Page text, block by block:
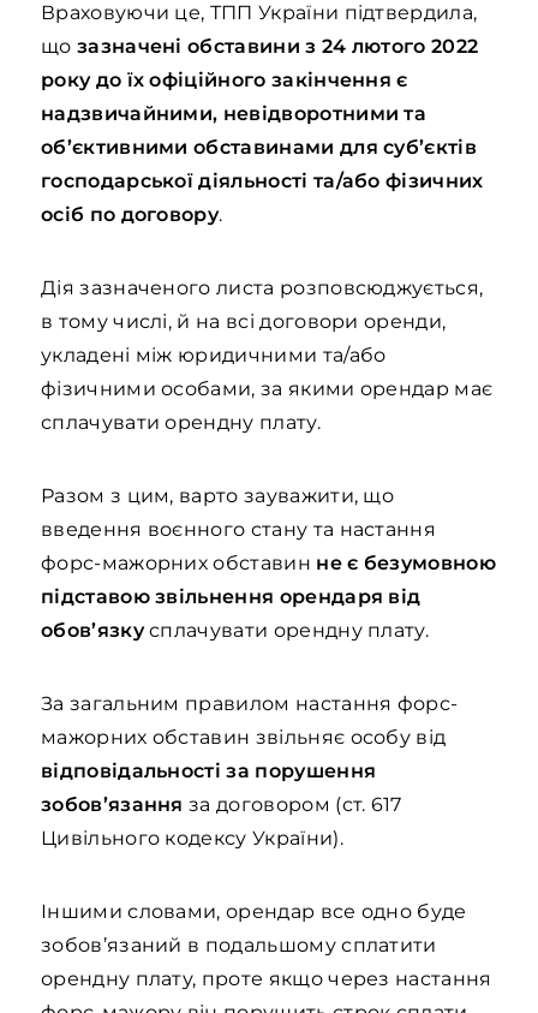
Враховуючи це, ТПП України підтвердила,
що зазначені обставини з 24 лютого 2022
року до їх офіційного закінчення є
надзвичайними, невідворотними та
об’єктивними обставинами для суб’єктів
господарської діяльності та/або фізичних
осіб по договору.
Дія зазначеного листа розповсюджується,
в тому числі, й на всі договори оренди,
укладені між юридичними та/або
фізичними особами, за якими орендар має
сплачувати орендну плату.
Разом з цим, варто зауважити, що
введення воєнного стану та настання
форс-мажорних обставин не є безумовною
підставою звільнення орендаря від
обов’язкусплачувати орендну плату.
За загальним правилом настання форс-
мажорних обставин звільняє особу від
відповідальності за порушення
зобов’язання за договором (ст. 617
Цивільного кодексу України).
Іншими словами, орендар все одно буде
зобов’язаний в подальшому сплатити
орендну плату, проте якщо через настання